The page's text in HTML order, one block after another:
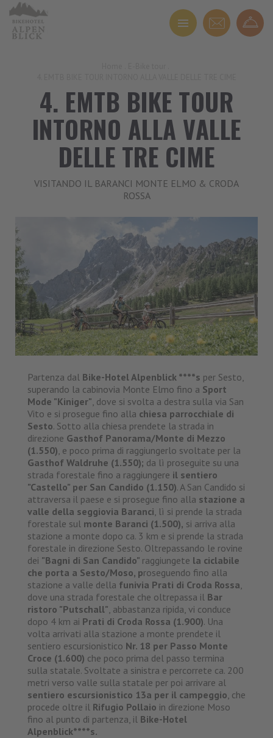
4. EMTB BIKE TOUR
INTORNO ALLA VALLE
DELLE TRE CIME
VISITANDO IL BARANCI MONTE ELMO & CRODA
ROSSA
Partenza dal Bike-Hotel Alpenblick ****s per Sesto,
superando la cabinovia Monte Elmo fino a Sport
Mode "Kiniger" , dove si svolta a destra sulla via San
Vito e si prosegue fino alla chiesa parrocchiale di
Sesto. Sotto alla chiesa prendete la strada in
direzione Gasthof Panorama/Monte di Mezzo
(1.550) , e poco prima di raggiungerlo svoltate per la
Gasthof Waldruhe (1.550); da lì proseguite su una
strada forestale fino a raggiungere il sentiero
"Castello" per San Candido (1.150). A San Candido si
attraversa il paese e si prosegue fino alla stazione a
valle della seggiovia Baranci , lì si prende la strada
forestale sul monte Baranci (1.500), si arriva alla
stazione a monte dopo ca. 3 km e si prende la strada
forestale in direzione Sesto. Oltrepassando le rovine
dei "Bagni di San Candido" raggiungete la ciclabile
che porta a Sesto/Moso, proseguendo fino alla
stazione a valle della funivia Prati di Croda Rossa
dove una strada forestale che oltrepassa il Bar
ristoro "Putschall" , abbastanza ripida, vi conduce
dopo 4 km ai Prati di Croda Rossa (1.900). Una
volta arrivati alla stazione a monte prendete il
sentiero escursionistico Nr. 18 per Passo Monte
Croce (1.600) che poco prima del passo termina
sulla statale. Svoltate a sinistra e percorrete ca. 200
metri verso valle sulla statale per poi arrivare al
sentiero escursionistico 13a per il campeggio , che
procede oltre il Rifugio Pollaio in direzione Moso
fino al punto di partenza, il Bike-Hotel
Alpenblick****s.